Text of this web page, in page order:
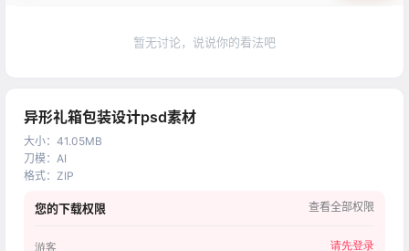
暂无讨论，说说你的看法吧
异形礼箱包装设计psd素材
大小： 41.05MB
刀模： AI
格式： ZIP
您的下载权限 查看全部权限
游客 请先登录